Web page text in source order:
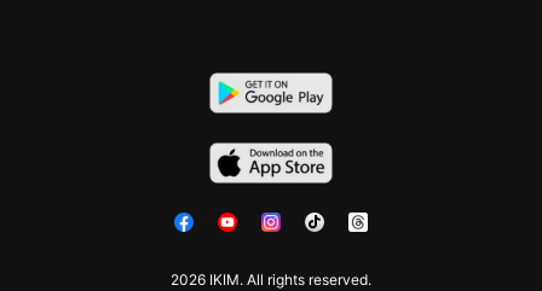
2026 IKIM. All rights reserved.